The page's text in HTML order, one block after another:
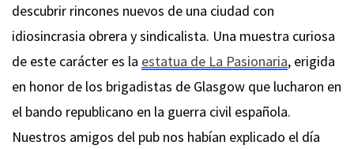
descubrir rincones nuevos de una ciudad con
idiosincrasia obrera y sindicalista. Una muestra curiosa
de este carácter es la estatua de La Pasionaria, erigida
en honor de los brigadistas de Glasgow que lucharon en
el bando republicano en la guerra civil española.
Nuestros amigos del pub nos habían explicado el día